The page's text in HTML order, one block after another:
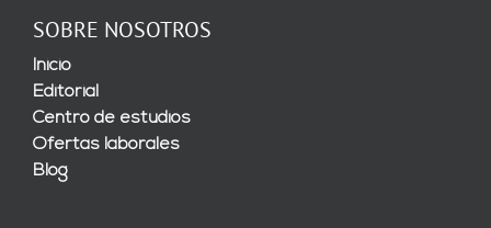
SOBRE NOSOTROS
Inicio
Editorial
Centro de estudios
Ofertas laborales
Blog